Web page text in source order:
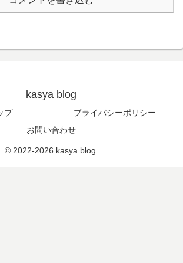
kasya blog
プ
プライバシーポリシー
お問い合わせ
© 2022-2026 kasya blog.